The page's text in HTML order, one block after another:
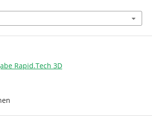
Rapid.Tech 3D